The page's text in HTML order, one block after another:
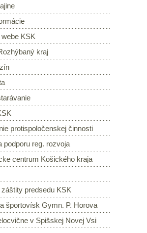
KSK
kraj
protispoločenskej činnosti
podporu reg. rozvoja
centrum Košického kraja
predsedu KSK
športovísk Gymn. P. Horova
v Spišskej Novej Vsi